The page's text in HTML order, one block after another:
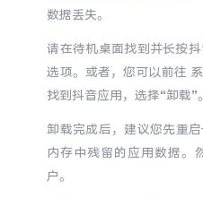
数据丢失。
请在待机桌面找到并长按
选项。或者，您可以前往
找到抖音应用，选择“卸载”。
卸载完成后，建议您先重
内存中残留的应用数据。
户。